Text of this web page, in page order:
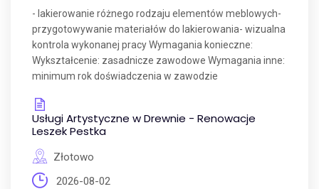
- lakierowanie różnego rodzaju elementów meblowych-
przygotowywanie materiałów do lakierowania- wizualna
kontrola wykonanej pracy Wymagania konieczne:
Wykształcenie: zasadnicze zawodowe Wymagania inne:
minimum rok doświadczenia w zawodzie
Usługi Artystyczne w Drewnie - Renowacje
Leszek Pestka
Złotowo
2026-08-02